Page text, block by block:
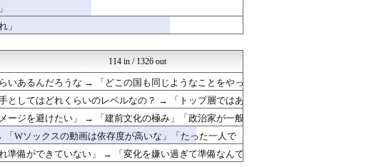
って...
仰天！...
海外のお前ら 海外の反応
海外の万国反応記＠海外の反...
ポーランドボール 翻訳
世界はグーチョキパー
だ」...
海外の反応スポーツ
査をパ...
NO FOOTY NO L...
ハウメニージャパン！
れだ」
ガラパゴスジャパン - 海...
」
ハナミズキの韓国ブログ[海...
世界の憂鬱 海外・韓国の反...
な...
海外トークログ
」
114 in / 1326 out
いあるんだろうな → 「どこの国も同じようなことをやっ
としてはどれくらいのレベルなの？ → 「トップ層ではあ
念したらサイヤングも獲れると思うんだけどな」
ージを避けたい」 → 「建前文化の極み」「政治家が一般
Wソックスの動画は依存度が高いな」「たった一人で
準備ができていない」 → 「変化を嫌い過ぎて準備なんて